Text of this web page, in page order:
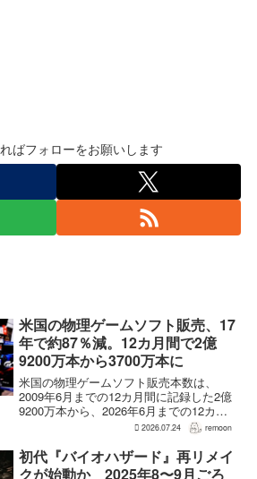
ばフォローをお願いします
米国の物理ゲームソフト販売、17
年で約87％減。12カ月間で2億
9200万本から3700万本に
米国の物理ゲームソフト販売本数は、
2009年6月までの12カ月間に記録した2億
9200万本から、2026年6月までの12カ月
間には3700万本まで減少した。市場調査
2億5500万本、約87％の減...
2026.07.24 remoon
初代『バイオハザード』再リメイ
クが始動か 2025年8〜9月ごろ